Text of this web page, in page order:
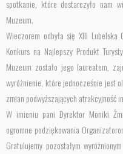
spotkanie, które dostarczyło nam
Muzeum.
Wieczorem odbyła się XIII
Konkurs na Najlepszy Produkt
Muzeum zostało jego laureatem,
wyróżnienie, które jednocześnie jest
zmian podwyższających atrakcyjność
W imieniu pani Dyrektor Moniki
ogromne podziękowania
Gratulujemy pozostałym